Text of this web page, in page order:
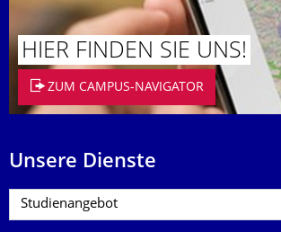
HIER FINDEN SIE UNS!
ZUM CAMPUS-NAVIGATOR
Unsere Dienste